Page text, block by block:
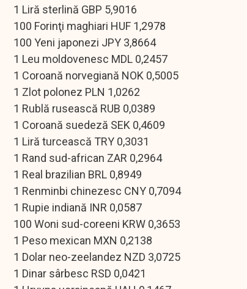
1 Liră sterlină GBP 5,9016
100 Forinţi maghiari HUF 1,2978
100 Yeni japonezi JPY 3,8664
1 Leu moldovenesc MDL 0,2457
1 Coroană norvegiană NOK 0,5005
1 Zlot polonez PLN 1,0262
1 Rublă rusească RUB 0,0389
1 Coroană suedeză SEK 0,4609
1 Liră turcească TRY 0,3031
1 Rand sud-african ZAR 0,2964
1 Real brazilian BRL 0,8949
1 Renminbi chinezesc CNY 0,7094
1 Rupie indiană INR 0,0587
100 Woni sud-coreeni KRW 0,3653
1 Peso mexican MXN 0,2138
1 Dolar neo-zeelandez NZD 3,0725
1 Dinar sârbesc RSD 0,0421